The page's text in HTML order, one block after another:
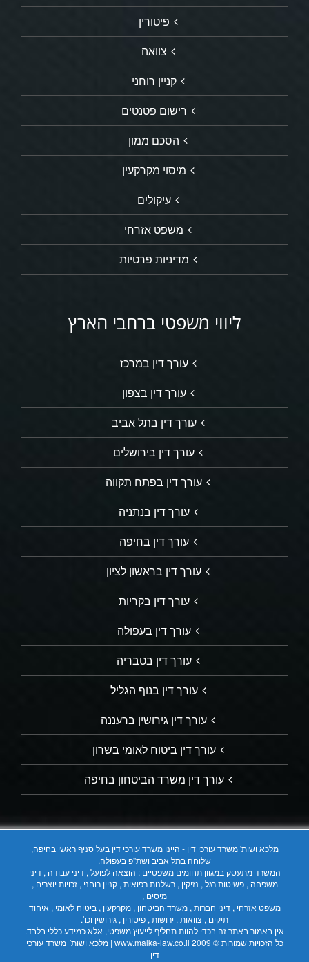
פיטורין
צוואה
קניין רוחני
רישום פטנטים
הסכם ממון
מיסוי מקרקעין
עיקולים
משפט אזרחי
מדיניות פרטיות
ליווי משפטי ברחבי הארץ
עורך דין במרכז
עורך דין בצפון
עורך דין בתל אביב
עורך דין בירושלים
עורך דין בפתח תקווה
עורך דין בנתניה
עורך דין בחיפה
עורך דין בראשון לציון
עורך דין בקריות
עורך דין בעפולה
עורך דין בטבריה
עורך דין בנוף הגליל
עורך דין גירושין ברעננה
עורך דין ביטוח לאומי בשרון
עורך דין משרד הביטחון בחיפה
מלכא ושות' משרד עורכי דין - היינו משרד עורכי דין בעל סניף ראשי בחיפה,
שלוחה בתל אביב ושת"פ בעפולה.
המשרד מתעסק במגוון תחומים משפטיים : הוצאה לפועל , דיני עבודה , דיני
משפחה , פשיטות רגל , נזיקין , רשלנות רפואית , קניין רוחני , זכויות יוצרים ,
מיסים ,
משפט אזרחי , דיני חברות , משרד הביטחון , מקרקעין , ביטוח לאומי , איחוד
תיקים , צוואות , ירושות , פיטורין , גירושין וכו'.
אין באמור באתר זה בכדי להוות תחליף לייעוץ משפטי, אלא כמידע כללי בלבד.
כל הזכויות שמורות © 2009
www.malka-law.co.il | מלכא ושות´ משרד עורכי
דין